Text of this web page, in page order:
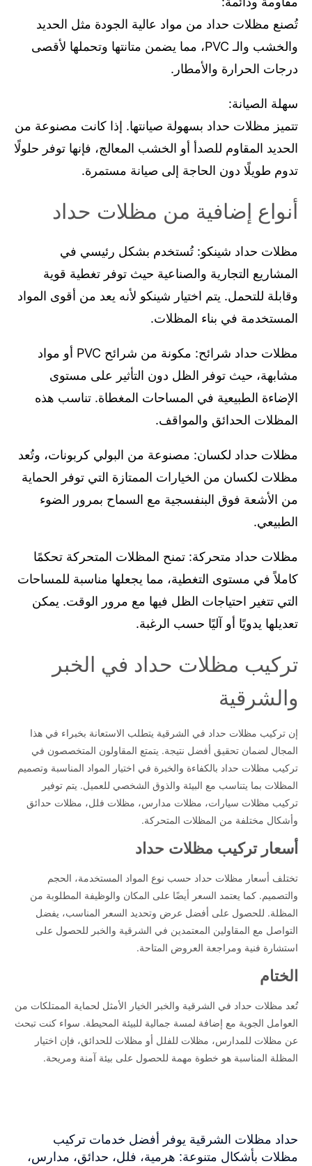
تُصنع مظلات حداد من مواد عالية الجودة مثل الحديد
والخشب والـ PVC، مما يضمن متانتها وتحملها لأقصى
درجات الحرارة والأمطار.
سهلة الصيانة:
تتميز مظلات حداد بسهولة صيانتها. إذا كانت مصنوعة من
الحديد المقاوم للصدأ أو الخشب المعالج، فإنها توفر حلولًا
تدوم طويلًا دون الحاجة إلى صيانة مستمرة.
أنواع إضافية من مظلات حداد
مظلات حداد شينكو: تُستخدم بشكل رئيسي في
المشاريع التجارية والصناعية حيث توفر تغطية قوية
وقابلة للتحمل. يتم اختيار شينكو لأنه يعد من أقوى المواد
المستخدمة في بناء المظلات.
مظلات حداد شرائح: مكونة من شرائح PVC أو مواد
مشابهة، حيث توفر الظل دون التأثير على مستوى
الإضاءة الطبيعية في المساحات المغطاة. تناسب هذه
المظلات الحدائق والمواقف.
مظلات حداد لكسان: مصنوعة من البولي كربونات، وتُعد
مظلات لكسان من الخيارات الممتازة التي توفر الحماية
من الأشعة فوق البنفسجية مع السماح بمرور الضوء
الطبيعي.
مظلات حداد متحركة: تمنح المظلات المتحركة تحكمًا
كاملاً في مستوى التغطية، مما يجعلها مناسبة للمساحات
التي تتغير احتياجات الظل فيها مع مرور الوقت. يمكن
تعديلها يدويًا أو آليًا حسب الرغبة.
تركيب مظلات حداد في الخبر
والشرقية
إن تركيب مظلات حداد في الشرقية يتطلب الاستعانة بخبراء في هذا
المجال لضمان تحقيق أفضل نتيجة. يتمتع المقاولون المتخصصون في
تركيب مظلات حداد بالكفاءة والخبرة في اختيار المواد المناسبة وتصميم
المظلات بما يتناسب مع البيئة والذوق الشخصي للعميل. يتم توفير
تركيب مظلات سيارات، مظلات مدارس، مظلات فلل، مظلات حدائق
وأشكال مختلفة من المظلات المتحركة.
أسعار تركيب مظلات حداد
تختلف أسعار مظلات حداد حسب نوع المواد المستخدمة، الحجم
والتصميم. كما يعتمد السعر أيضًا على المكان والوظيفة المطلوبة من
المظلة. للحصول على أفضل عرض وتحديد السعر المناسب، يفضل
التواصل مع المقاولين المعتمدين في الشرقية والخبر للحصول على
استشارة فنية ومراجعة العروض المتاحة.
الختام
تُعد مظلات حداد في الشرقية والخبر الخيار الأمثل لحماية الممتلكات من
العوامل الجوية مع إضافة لمسة جمالية للبيئة المحيطة. سواء كنت تبحث
عن مظلات للمدارس، مظلات للفلل أو مظلات للحدائق، فإن اختيار
المظلة المناسبة هو خطوة مهمة للحصول على بيئة آمنة ومريحة.
حداد مظلات الشرقية يوفر أفضل خدمات تركيب
مظلات بأشكال متنوعة: هرمية، فلل، حدائق، مدارس،